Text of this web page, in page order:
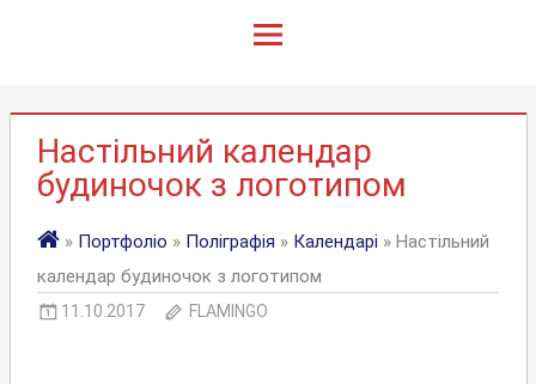
Настільний календар
будиночок з логотипом
» Портфоліо » Поліграфія » Календарі » Настільний
календар будиночок з логотипом
11.10.2017 FLAMINGO